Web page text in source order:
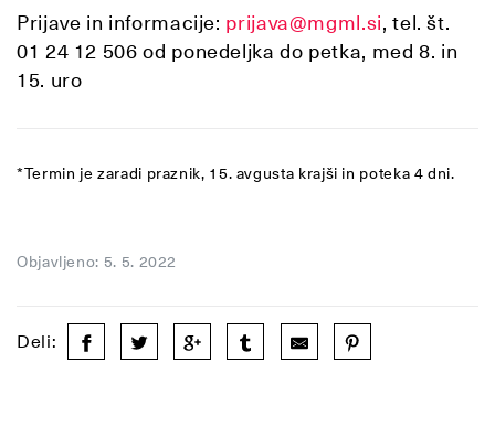
Prijave in informacije: prijava@mgml.si, tel. št.
01 24 12 506 od ponedeljka do petka, med 8. in
15. uro
*Termin je zaradi praznik, 15. avgusta krajši in poteka 4 dni.
Objavljeno: 5. 5. 2022
Deli: